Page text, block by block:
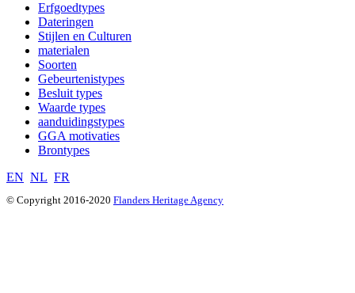
Erfgoedtypes
Dateringen
Stijlen en Culturen
materialen
Soorten
Gebeurtenistypes
Besluit types
Waarde types
aanduidingstypes
GGA motivaties
Brontypes
EN NL FR
© Copyright 2016-2020 Flanders Heritage Agency